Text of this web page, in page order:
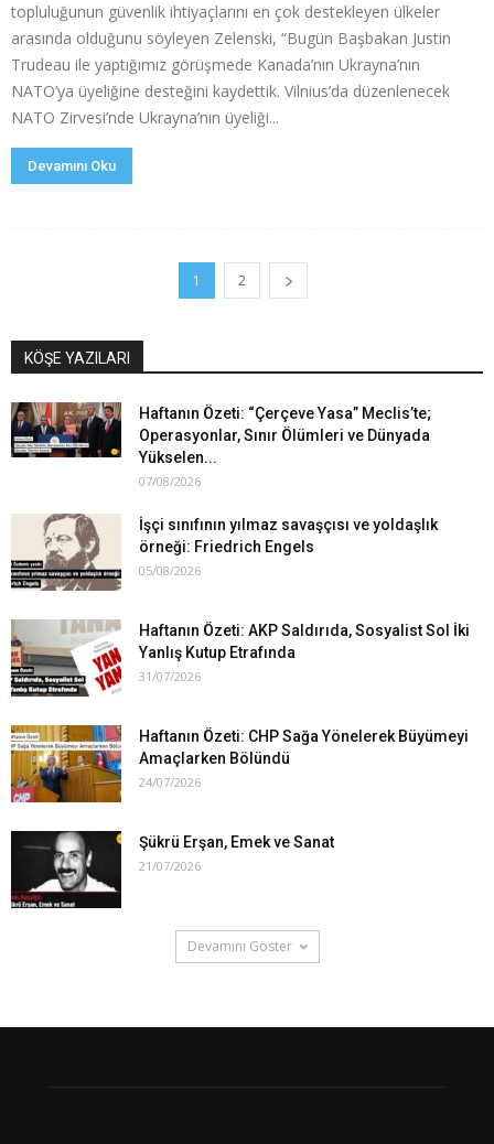
topluluğunun güvenlik ihtiyaçlarını en çok destekleyen ülkeler
arasında olduğunu söyleyen Zelenski, “Bugün Başbakan Justin
Trudeau ile yaptığımız görüşmede Kanada’nın Ukrayna’nın
NATO’ya üyeliğine desteğini kaydettik. Vilnius’da düzenlenecek
NATO Zirvesi’nde Ukrayna’nın üyeliği...
Devamını Oku
1 2
KÖŞE YAZILARI
Haftanın Özeti: “Çerçeve Yasa” Meclis’te;
Operasyonlar, Sınır Ölümleri ve Dünyada
Yükselen...
07/08/2026
İşçi sınıfının yılmaz savaşçısı ve yoldaşlık
örneği: Friedrich Engels
05/08/2026
Haftanın Özeti: AKP Saldırıda, Sosyalist Sol İki
Yanlış Kutup Etrafında
31/07/2026
Haftanın Özeti: CHP Sağa Yönelerek Büyümeyi
Amaçlarken Bölündü
24/07/2026
Şükrü Erşan, Emek ve Sanat
21/07/2026
Devamını Göster